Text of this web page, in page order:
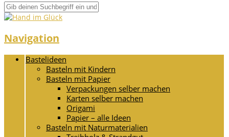
Navigation
Bastelideen
Basteln mit Kindern
Basteln mit Papier
Verpackungen selber machen
Karten selber machen
Origami
Papier – alle Ideen
Basteln mit Naturmaterialien